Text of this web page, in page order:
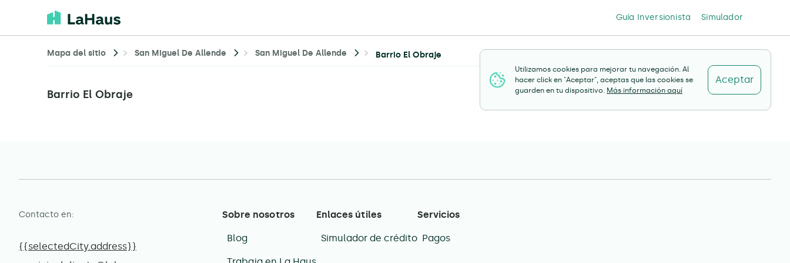
Guía Inversionista Simulador
Utilizamos cookies para mejorar tu navegación. Al
hacer click en "Aceptar", aceptas que las cookies se
guarden en tu dispositivo. Más información aquí
Aceptar
Mapa del sitio San Miguel De Allende San Miguel De Allende Barrio El Obraje
Barrio El Obraje
Contacto en:
{{selectedCity.address}}
Sobre nosotros
Blog
Enlaces útiles
Simulador de crédito
Servicios
Pagos